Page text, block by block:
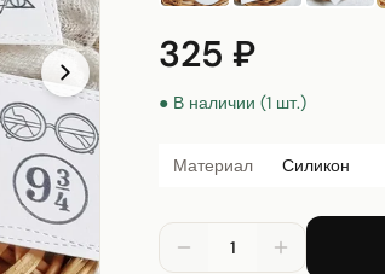
325 ₽
● В наличии (1 шт.)
Материал Силикон
1